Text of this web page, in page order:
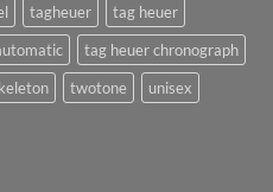
tagheuer
tag heuer
tag heuer chronograph
twotone
unisex